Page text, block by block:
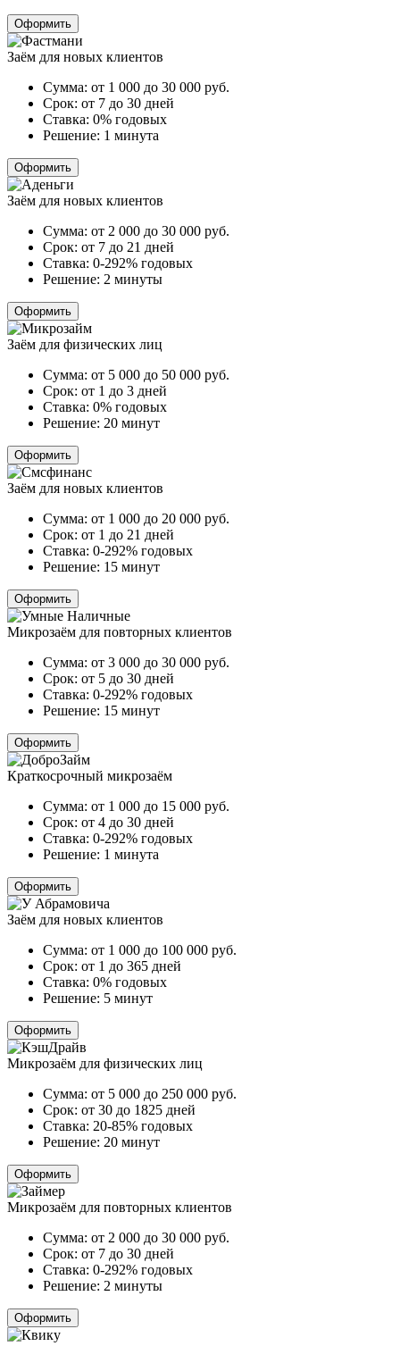
Оформить
Заём для новых клиентов
Сумма: от 1 000 до 30 000 руб.
Срок: от 7 до 30 дней
Ставка: 0% годовых
Решение: 1 минута
Оформить
Заём для новых клиентов
Сумма: от 2 000 до 30 000 руб.
Срок: от 7 до 21 дней
Ставка: 0-292% годовых
Решение: 2 минуты
Оформить
Заём для физических лиц
Сумма: от 5 000 до 50 000 руб.
Срок: от 1 до 3 дней
Ставка: 0% годовых
Решение: 20 минут
Оформить
Заём для новых клиентов
Сумма: от 1 000 до 20 000 руб.
Срок: от 1 до 21 дней
Ставка: 0-292% годовых
Решение: 15 минут
Оформить
Микрозаём для повторных клиентов
Сумма: от 3 000 до 30 000 руб.
Срок: от 5 до 30 дней
Ставка: 0-292% годовых
Решение: 15 минут
Оформить
Краткосрочный микрозаём
Сумма: от 1 000 до 15 000 руб.
Срок: от 4 до 30 дней
Ставка: 0-292% годовых
Решение: 1 минута
Оформить
Заём для новых клиентов
Сумма: от 1 000 до 100 000 руб.
Срок: от 1 до 365 дней
Ставка: 0% годовых
Решение: 5 минут
Оформить
Микрозаём для физических лиц
Сумма: от 5 000 до 250 000 руб.
Срок: от 30 до 1825 дней
Ставка: 20-85% годовых
Решение: 20 минут
Оформить
Микрозаём для повторных клиентов
Сумма: от 2 000 до 30 000 руб.
Срок: от 7 до 30 дней
Ставка: 0-292% годовых
Решение: 2 минуты
Оформить